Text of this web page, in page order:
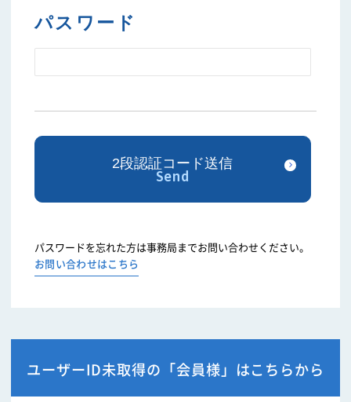
パスワード
パスワードを忘れた方は事務局までお問い合わせください。
お問い合わせはこちら
ユーザーID未取得の「会員様」はこちらから